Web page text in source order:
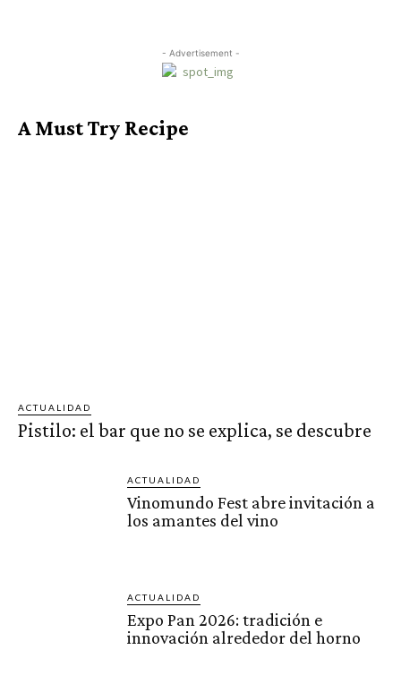
- Advertisement -
A Must Try Recipe
ACTUALIDAD
Pistilo: el bar que no se explica, se descubre
ACTUALIDAD
Vinomundo Fest abre invitación a
los amantes del vino
ACTUALIDAD
Expo Pan 2026: tradición e
innovación alrededor del horno